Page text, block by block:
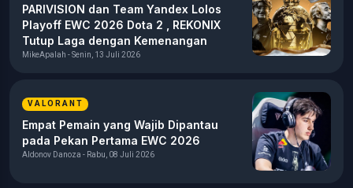
PARIVISION dan Team Yandex Lolos
Playoff EWC 2026 Dota 2 , REKONIX
Tutup Laga dengan Kemenangan
MikeApalah - Senin, 13 Juli 2026
VALORANT
Empat Pemain yang Wajib Dipantau
pada Pekan Pertama EWC 2026
Aldonov Danoza - Rabu, 08 Juli 2026